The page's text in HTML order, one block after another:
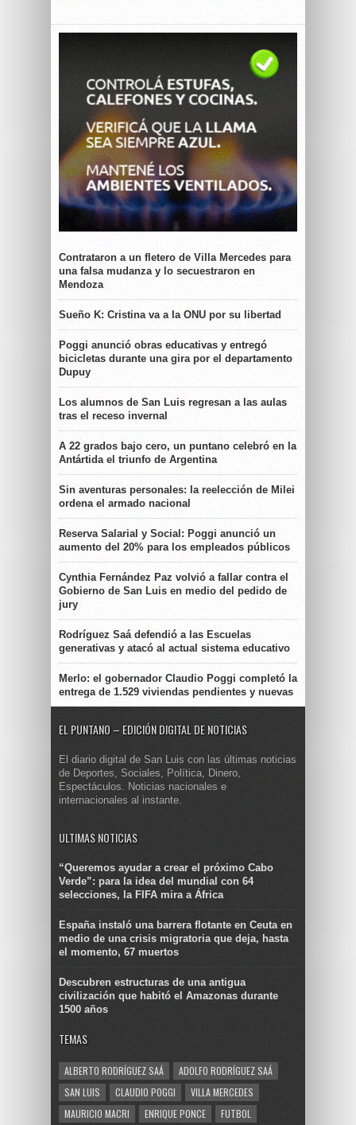
Contrataron a un fletero de Villa Mercedes para
una falsa mudanza y lo secuestraron en
Mendoza
Sueño K: Cristina va a la ONU por su libertad
Poggi anunció obras educativas y entregó
bicicletas durante una gira por el departamento
Dupuy
Los alumnos de San Luis regresan a las aulas
tras el receso invernal
A 22 grados bajo cero, un puntano celebró en la
Antártida el triunfo de Argentina
Sin aventuras personales: la reelección de Milei
ordena el armado nacional
Reserva Salarial y Social: Poggi anunció un
aumento del 20% para los empleados públicos
Cynthia Fernández Paz volvió a fallar contra el
Gobierno de San Luis en medio del pedido de
jury
Rodríguez Saá defendió a las Escuelas
generativas y atacó al actual sistema educativo
Merlo: el gobernador Claudio Poggi completó la
entrega de 1.529 viviendas pendientes y nuevas
EL PUNTANO – EDICIÓN DIGITAL DE NOTICIAS
El diario digital de San Luis con las últimas noticias
de Deportes, Sociales, Política, Dinero,
Espectáculos. Noticias nacionales e
internacionales al instante.
ULTIMAS NOTICIAS
“Queremos ayudar a crear el próximo Cabo
Verde”: para la idea del mundial con 64
selecciones, la FIFA mira a África
España instaló una barrera flotante en Ceuta en
medio de una crisis migratoria que deja, hasta
el momento, 67 muertos
Descubren estructuras de una antigua
civilización que habitó el Amazonas durante
1500 años
TEMAS
ALBERTO RODRÍGUEZ SAÁ
ADOLFO RODRÍGUEZ SAÁ
SAN LUIS
CLAUDIO POGGI
VILLA MERCEDES
MAURICIO MACRI
ENRIQUE PONCE FUTBOL